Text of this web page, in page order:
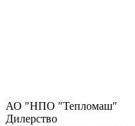
АО "НПО "Тепломаш"
Дилерство